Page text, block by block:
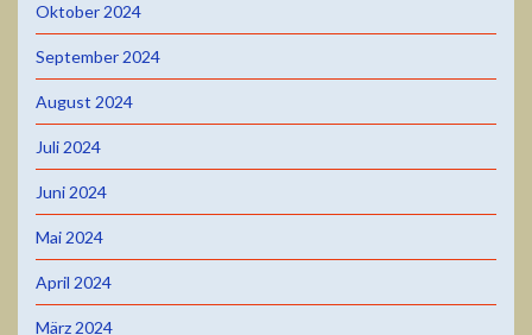
Oktober 2024
September 2024
August 2024
Juli 2024
Juni 2024
Mai 2024
April 2024
März 2024